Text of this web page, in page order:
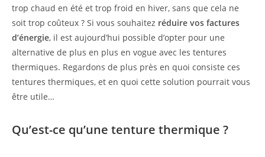
trop chaud en été et trop froid en hiver, sans que cela ne
soit trop coûteux ? Si vous souhaitez réduire vos factures
d’énergie, il est aujourd’hui possible d’opter pour une
alternative de plus en plus en vogue avec les tentures
thermiques. Regardons de plus près en quoi consiste ces
tentures thermiques, et en quoi cette solution pourrait vous
être utile…
Qu’est-ce qu’une tenture thermique ?